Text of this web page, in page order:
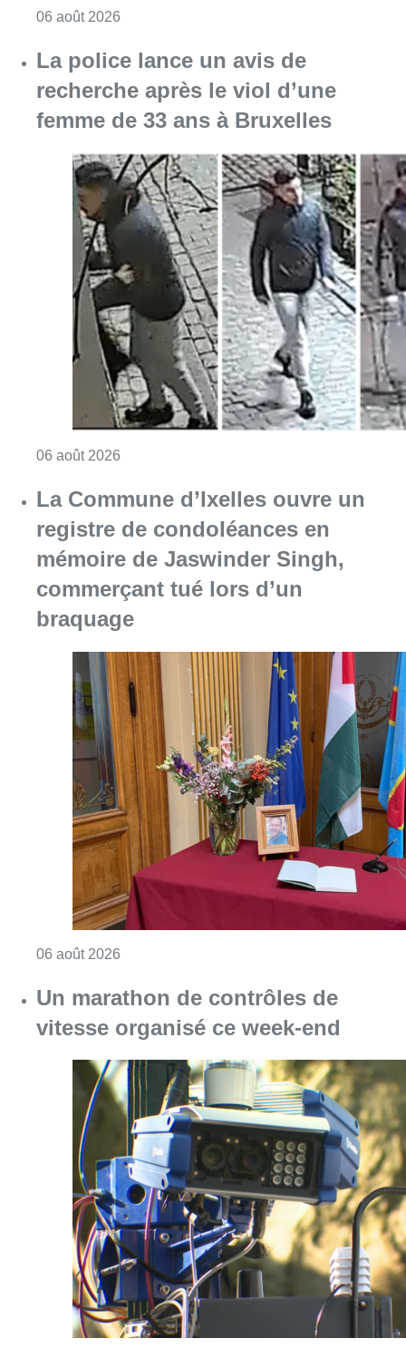
06 août 2026
La police lance un avis de
recherche après le viol d’une
femme de 33 ans à Bruxelles
06 août 2026
La Commune d’Ixelles ouvre un
registre de condoléances en
mémoire de Jaswinder Singh,
commerçant tué lors d’un
braquage
06 août 2026
Un marathon de contrôles de
vitesse organisé ce week-end